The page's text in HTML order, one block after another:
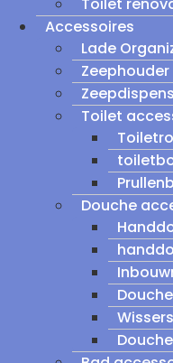
Accessoires
Lade
Zeephouder
Toilet
Douche
Wissers